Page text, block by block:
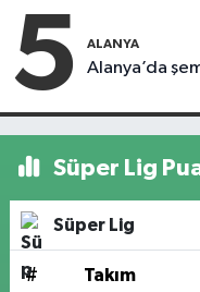
5 ALANYA
Alanya’da
Süper Lig
Süper Lig
# Takım